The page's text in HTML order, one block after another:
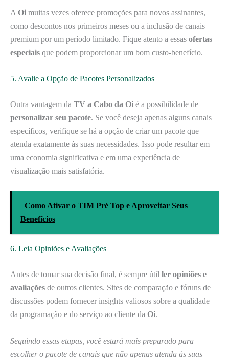
A Oi muitas vezes oferece promoções para novos assinantes,
como descontos nos primeiros meses ou a inclusão de canais
premium por um período limitado. Fique atento a essas ofertas
especiais que podem proporcionar um bom custo-benefício.
5. Avalie a Opção de Pacotes Personalizados
Outra vantagem da TV a Cabo da Oi é a possibilidade de
personalizar seu pacote. Se você deseja apenas alguns canais
específicos, verifique se há a opção de criar um pacote que
atenda exatamente às suas necessidades. Isso pode resultar em
uma economia significativa e em uma experiência de
visualização mais satisfatória.
Como Ativar o TIM Pré Top e Aproveitar Seus
Benefícios
6. Leia Opiniões e Avaliações
Antes de tomar sua decisão final, é sempre útil ler opiniões e
avaliações de outros clientes. Sites de comparação e fóruns de
discussões podem fornecer insights valiosos sobre a qualidade
da programação e do serviço ao cliente da Oi.
Seguindo essas etapas, você estará mais preparado para
escolher o pacote de canais que não apenas atenda às suas